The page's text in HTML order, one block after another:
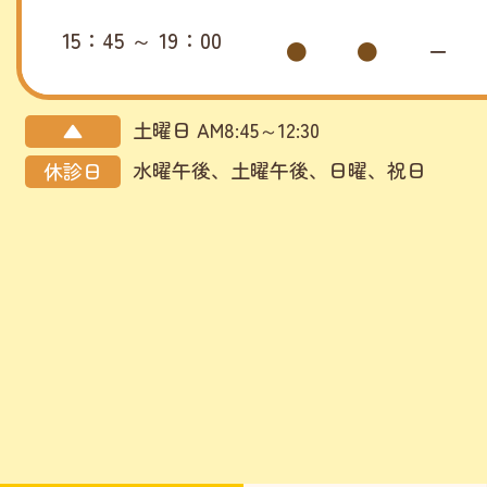
15：45 ～ 19：00 ● ● ー
▲
土曜日 AM8:45～12:30
休診日
水曜午後、土曜午後、日曜、祝日